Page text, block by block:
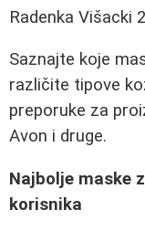
Radenka Višacki
Saznajte koje
različite tipove
preporuke za
Avon i druge.
Najbolje maske
korisnika